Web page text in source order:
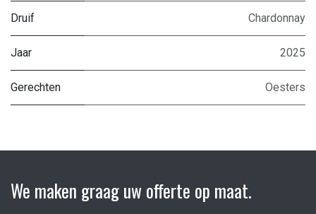
Druif Chardonnay
Jaar 2025
Gerechten Oesters
We maken graag uw offerte op maat.